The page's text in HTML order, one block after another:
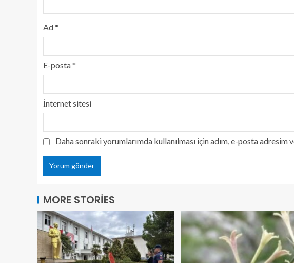
Ad*
E-posta*
İnternet sitesi
Daha sonraki yorumlarımda kullanılması için adım, e-posta adresim
MORE STORIES